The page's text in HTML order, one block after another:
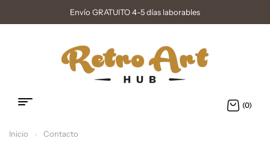
Envío GRATUITO 4-5 días laborables
(0)
Inicio Contacto